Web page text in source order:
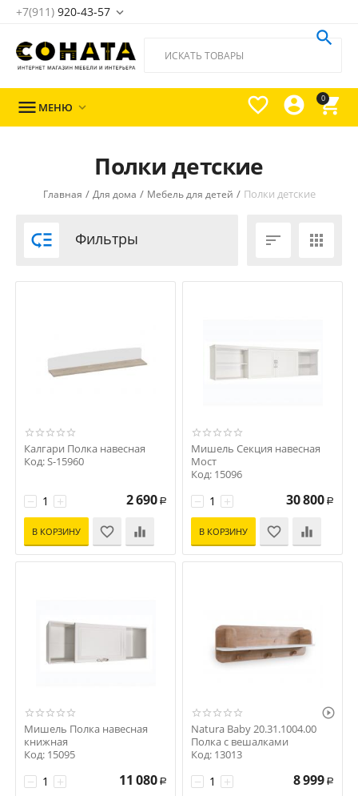
+7(911) 920-43-57 
0




 МЕНЮ 
Полки детские
Главная / Для дома / Мебель для детей / Полки детские
 Фильтры  
Калгари Полка навесная
Код: S-15960
+
− 2 690 Р
В КОРЗИНУ
Мишель Секция навесная
Мост
Код: 15096
+
− 30 800 Р
В КОРЗИНУ
Мишель Полка навесная
книжная
Код: 15095
+
− 11 080 Р

Natura Baby 20.31.1004.00
Полка с вешалками
Код: 13013
+
− 8 999 Р